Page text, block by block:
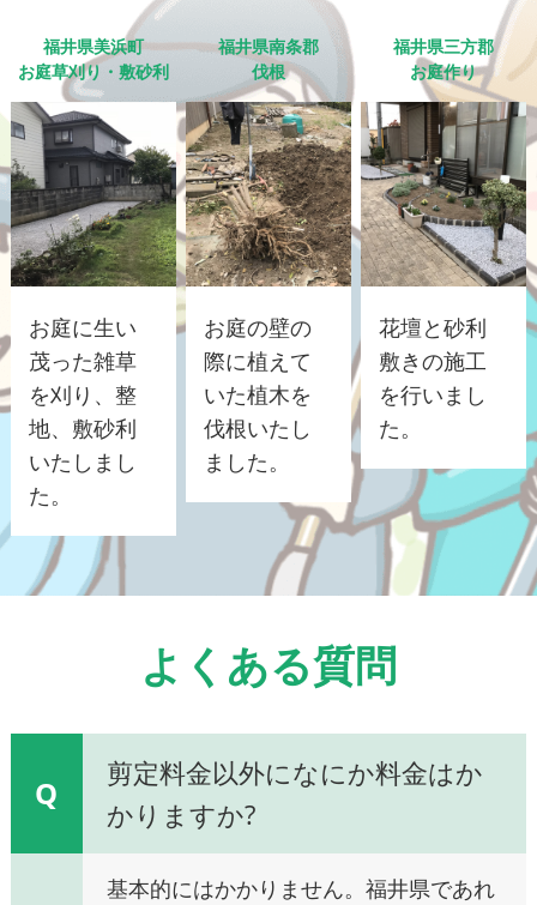
福井県美浜町
お庭草刈り・敷砂利
お庭に生い
茂った雑草
を刈り、整
地、敷砂利
いたしまし
た。
福井県南条郡
伐根
お庭の壁の
際に植えて
いた植木を
伐根いたし
ました。
福井県三方郡
お庭作り
花壇と砂利
敷きの施工
を行いまし
た。
よくある質問
Q
剪定料金以外になにか料金はか
かりますか?
基本的にはかかりません。福井県であれ